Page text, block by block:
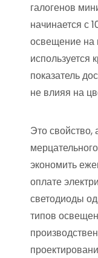
галогенов
начинается с
освещение на
используется
показатель
не влияя на
Это свойство,
экономить
оплате
светодиоды
типов